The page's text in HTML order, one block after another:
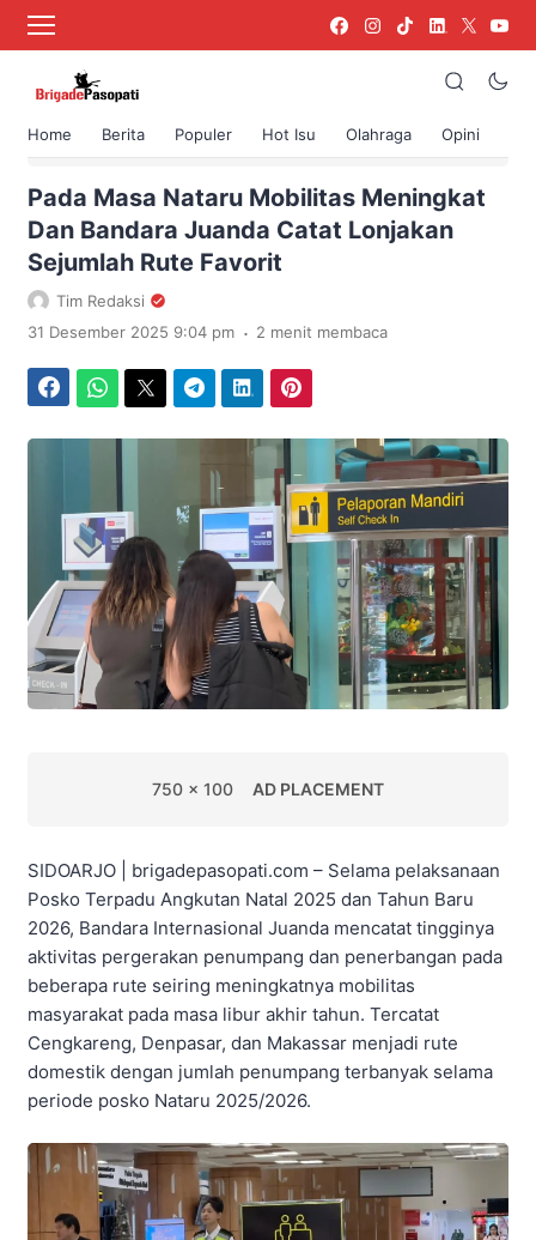
Home Berita Populer Hot Isu Olahraga Opini
›
Pada Masa Nataru Mobilitas Meningkat
Dan Bandara Juanda Catat Lonjakan
Sejumlah Rute Favorit
Tim Redaksi
31 Desember 2025 9:04 pm . 2 menit membaca
750 x 100 AD PLACEMENT
SIDOARJO | brigadepasopati.com – Selama pelaksanaan
Posko Terpadu Angkutan Natal 2025 dan Tahun Baru
2026, Bandara Internasional Juanda mencatat tingginya
aktivitas pergerakan penumpang dan penerbangan pada
beberapa rute seiring meningkatnya mobilitas
masyarakat pada masa libur akhir tahun. Tercatat
Cengkareng, Denpasar, dan Makassar menjadi rute
domestik dengan jumlah penumpang terbanyak selama
periode posko Nataru 2025/2026.